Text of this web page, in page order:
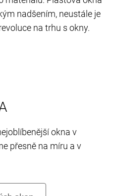
nadšením, neustále je
na trhu s okny.
okna v
přesně na míru a v